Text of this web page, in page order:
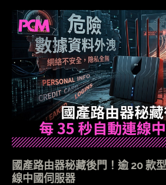
國產路由器秘藏後門！逾 20 款
線中國伺服器